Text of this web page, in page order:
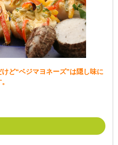
ど“ベジマヨネーズ”は隠し味に